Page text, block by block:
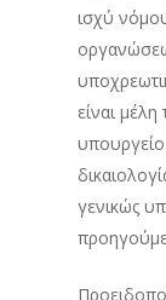
ισχύ
είναι
γενικώς